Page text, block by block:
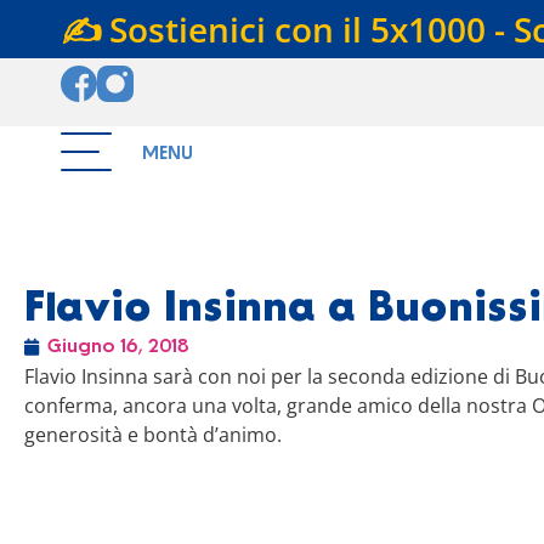
✍️ Sostienici con il 5x1000 -
MENU
Flavio Insinna a
Giugno 16, 2018
Flavio Insinna sarà con noi per la seconda edizione di
conferma, ancora una volta, grande amico della nostra
generosità e bontà d’animo.